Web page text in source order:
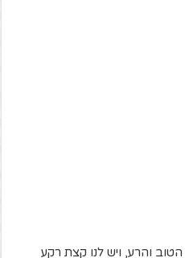
והרע, ויש לנו קצת רקע